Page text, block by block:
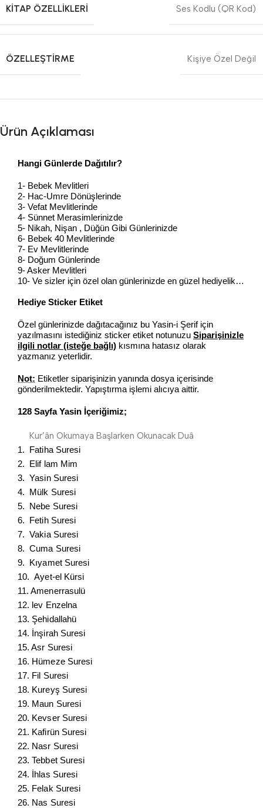
KITAP ÖZELLIKLERI Ses Kodlu (QR Kod)
ÖZELLEŞTIRME Kişiye Özel Değil
Ürün Açıklaması
Hangi Günlerde Dağıtılır?
1- Bebek Mevlitleri
2- Hac-Umre Dönüşlerinde
3- Vefat Mevlitlerinde
4- Sünnet Merasimlerinizde
5- Nikah, Nişan , Düğün Gibi Günlerinizde
6- Bebek 40 Mevlitlerinde
7- Ev Mevlitlerinde
8- Doğum Günlerinde
9- Asker Mevlitleri
10- Ve sizler için özel olan günlerinizde en güzel hediyelik…
Hediye Sticker Etiket
Özel günlerinizde dağıtacağınız bu Yasin-i Şerif için
yazılmasını istediğiniz sticker etiket notunuzu Siparişinizle
ilgili notlar (isteğe bağlı) kısmına hatasız olarak
yazmanız yeterlidir.
Not: Etiketler siparişinizin yanında dosya içerisinde
gönderilmektedir. Yapıştırma işlemi alıcıya aittir.
128 Sayfa Yasin İçeriğimiz;
Kur’ân Okumaya Başlarken Okunacak Duâ
1. Fatiha Suresi
2. Elif lam Mim
3. Yasin Suresi
4. Mülk Suresi
5. Nebe Suresi
6. Fetih Suresi
7. Vakia Suresi
8. Cuma Suresi
9. Kıyamet Suresi
10. Ayet-el Kürsi
11. Amenerrasulü
12. lev Enzelna
13. Şehidallahü
14. İnşirah Suresi
15. Asr Suresi
16. Hümeze Suresi
17. Fil Suresi
18. Kureyş Suresi
19. Maun Suresi
20. Kevser Suresi
21. Kafirün Suresi
22. Nasr Suresi
23. Tebbet Suresi
24. İhlas Suresi
25. Felak Suresi
26. Nas Suresi